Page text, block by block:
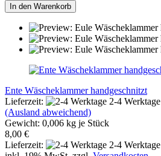
In den Warenkorb
Ente Wäscheklammer handgeschnitzt
Lieferzeit:
2-4 Werktage
(Ausland abweichend)
Gewicht: 0,006 kg je Stück
8,00 €
Lieferzeit:
2-4 Werktage